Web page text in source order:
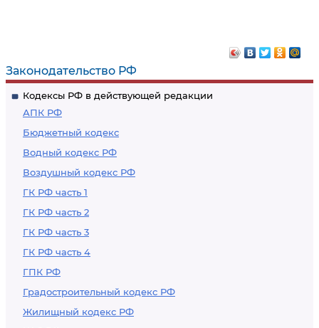
Законодательство РФ
Кодексы РФ в действующей редакции
АПК РФ
Бюджетный кодекс
Водный кодекс РФ
Воздушный кодекс РФ
ГК РФ часть 1
ГК РФ часть 2
ГК РФ часть 3
ГК РФ часть 4
ГПК РФ
Градостроительный кодекс РФ
Жилищный кодекс РФ